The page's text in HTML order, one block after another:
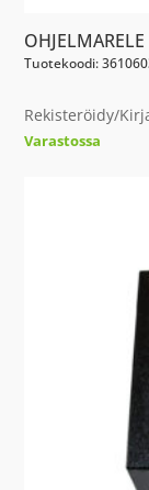
Tuotekoodi:
Rekisteröidy/
Varastossa